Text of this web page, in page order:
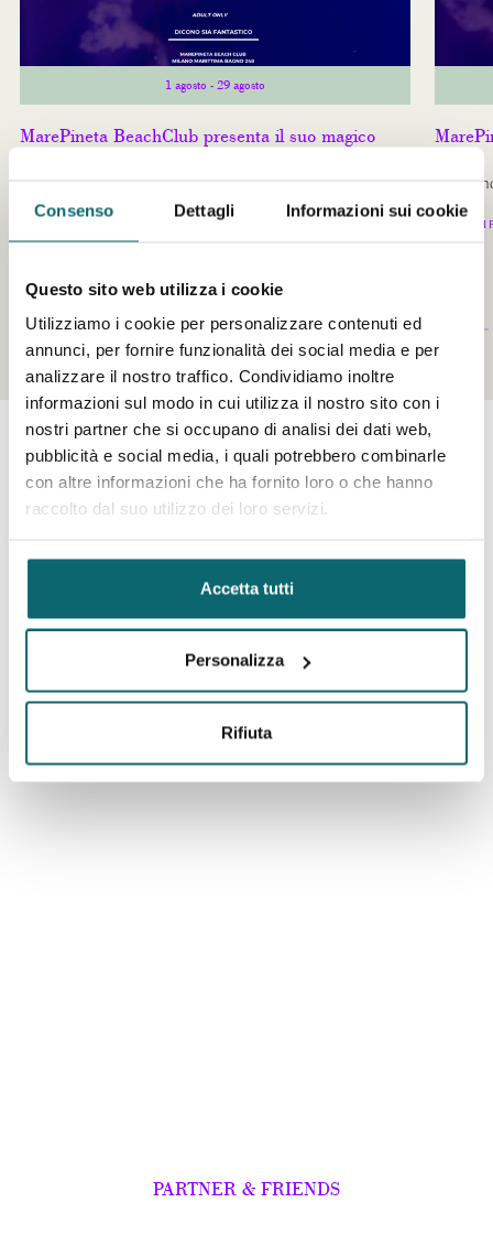
Consenso Dettagli Informazioni sui cookie
Questo sito web utilizza i cookie
Utilizziamo i cookie per personalizzare contenuti ed
annunci, per fornire funzionalità dei social media e per
analizzare il nostro traffico. Condividiamo inoltre
informazioni sul modo in cui utilizza il nostro sito con i
nostri partner che si occupano di analisi dei dati web,
pubblicità e social media, i quali potrebbero combinarle
con altre informazioni che ha fornito loro o che hanno
raccolto dal suo utilizzo dei loro servizi.
Accetta tutti
Personalizza
Rifiuta
1 agosto - 29 agosto
MarePineta BeachClub presenta il suo magico
un
SCOPRI DI
ENTRA NEL
Follow
PARTNER & FRIENDS